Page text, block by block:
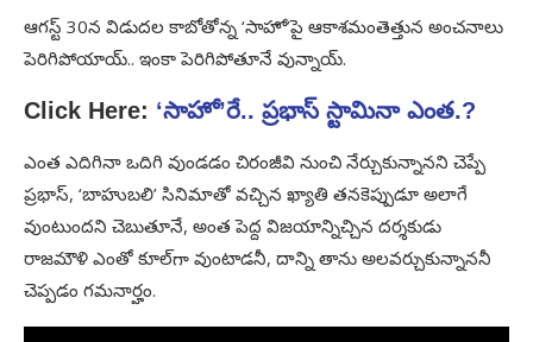
ఆగస్ట్‌ 30న విడుదల కాబోతోన్న ‘సాహో’పై ఆకాశమంతెత్తున అంచనాలు
పెరిగిపోయాయ్‌.. ఇంకా పెరిగిపోతూనే వున్నాయ్‌.
Click Here: ‘సాహో’రే.. ప్రభాస్‌ స్టామినా ఎంత.?
ఎంత ఎదిగినా ఒదిగి వుండడం చిరంజీవి నుంచి నేర్చుకున్నానని చెప్పే
ప్రభాస్‌, ‘బాహుబలి’ సినిమాతో వచ్చిన ఖ్యాతి తనకెప్పుడూ అలాగే
వుంటుందని చెబుతూనే, అంత పెద్ద విజయాన్నిచ్చిన దర్శకుడు
రాజమౌళి ఎంతో కూల్‌గా వుంటాడనీ, దాన్ని తాను అలవర్చుకున్నాననీ
చెప్పడం గమనార్హం.